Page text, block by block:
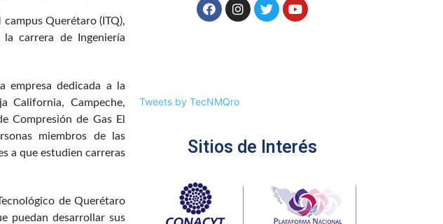
Querétaro (ITQ),
carrera de Ingeniería
empresa dedicada a la
California, Campeche,
Compresión de Gas El
miembros de las
a que estudien carreras
de Querétaro
puedan desarrollar sus
Tweets by TecNMQro
Sitios de Interés